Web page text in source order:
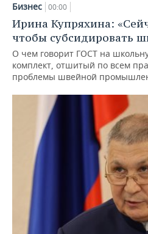
Бизнес 00:00
Ирина Купряхина:
чтобы субсидировать
О чем говорит ГОСТ на
комплект, отшитый по всем
проблемы швейной